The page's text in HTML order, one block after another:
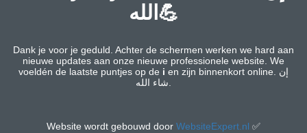
الله💪
Dank je voor je geduld. Achter de schermen werken we hard aan
nieuwe updates aan onze nieuwe professionele website. We
voeldén de laatste puntjes op de i en zijn binnenkort online. إن
شاء الله.
Website wordt gebouwd door WebsiteExpert.nl ✅